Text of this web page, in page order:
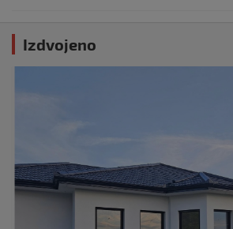
Izdvojeno